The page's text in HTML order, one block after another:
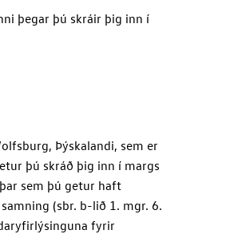
þegar þú skráir þig inn í
Þýskalandi, sem er
þú skráð þig inn í margs
sem þú getur haft
(sbr. b-lið 1. mgr. 6.
fyrir